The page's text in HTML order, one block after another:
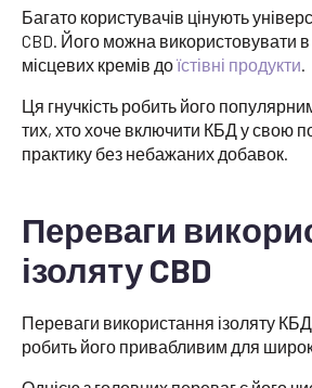
Багато користувачів цінують
CBD. Його можна використовувати в
місцевих кремів доїстівні продукти.
Ця гнучкість робить його
тих, хто хоче включити КБД у свою
практику без небажаних добавок.
Переваги
ізоляту CBD
Переваги використання ізоляту
робить його привабливим для